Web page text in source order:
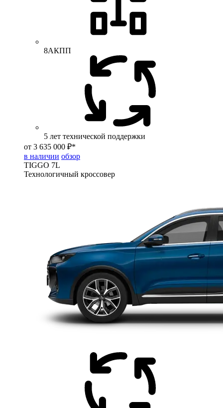
8АКПП
5 лет технической поддержки
от 3 635 000 ₽*
в наличии обзор
TIGGO 7L
Технологичный кроссовер